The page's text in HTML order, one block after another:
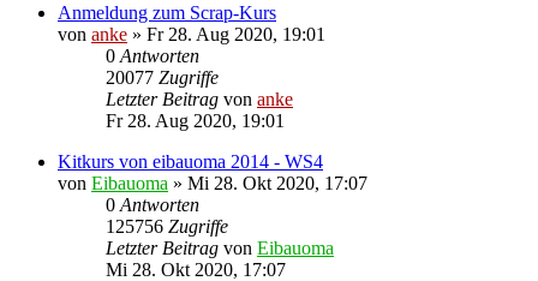
Anmeldung zum Scrap-Kurs
von anke » Fr 28. Aug 2020, 19:01
0 Antworten
20077 Zugriffe
Letzter Beitrag von anke
Fr 28. Aug 2020, 19:01
Kitkurs von eibauoma 2014 - WS4
von Eibauoma » Mi 28. Okt 2020, 17:07
0 Antworten
125756 Zugriffe
Letzter Beitrag von Eibauoma
Mi 28. Okt 2020, 17:07